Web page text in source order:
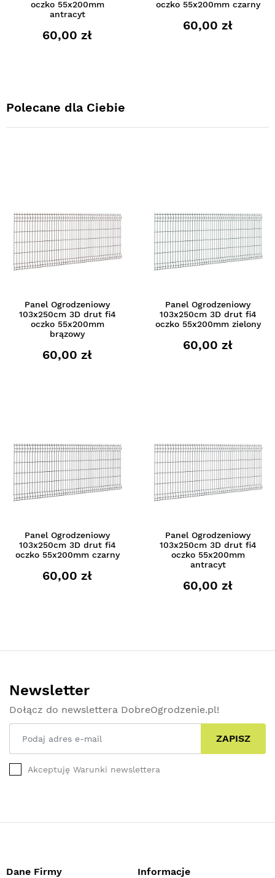
oczko 55x200mm
antracyt
60,00 zł
oczko 55x200mm czarny
60,00 zł
Polecane dla Ciebie
Panel Ogrodzeniowy
103x250cm 3D drut fi4
oczko 55x200mm
brązowy
60,00 zł
Panel Ogrodzeniowy
103x250cm 3D drut fi4
oczko 55x200mm zielony
60,00 zł
Panel Ogrodzeniowy
103x250cm 3D drut fi4
oczko 55x200mm czarny
60,00 zł
Panel Ogrodzeniowy
103x250cm 3D drut fi4
oczko 55x200mm
antracyt
60,00 zł
Newsletter
Dołącz do newslettera DobreOgrodzenie.pl!
ZAPISZ
Akceptuję Warunki newslettera
Dane Firmy Informacje